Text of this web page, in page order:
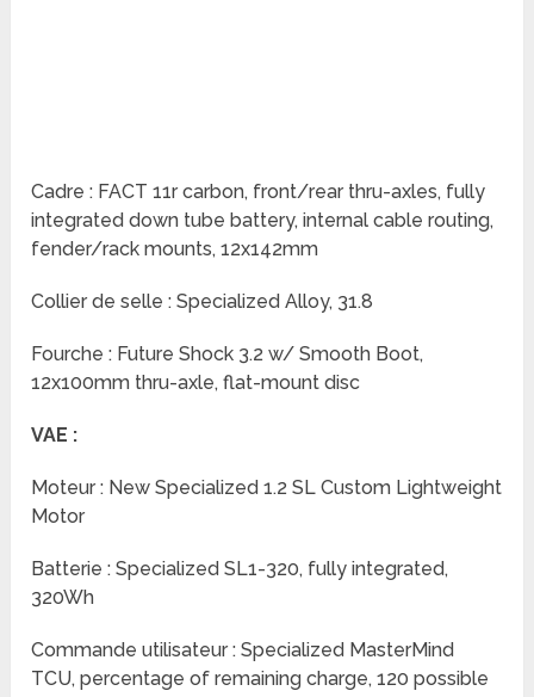
Cadre : FACT 11r carbon, front/rear thru-axles, fully
integrated down tube battery, internal cable routing,
fender/rack mounts, 12x142mm
Collier de selle : Specialized Alloy, 31.8
Fourche : Future Shock 3.2 w/ Smooth Boot,
12x100mm thru-axle, flat-mount disc
VAE :
Moteur : New Specialized 1.2 SL Custom Lightweight
Motor
Batterie : Specialized SL1-320, fully integrated,
320Wh
Commande utilisateur : Specialized MasterMind
TCU, percentage of remaining charge, 120 possible